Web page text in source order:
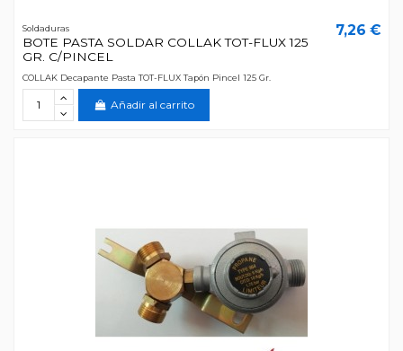
Soldaduras
BOTE PASTA SOLDAR COLLAK TOT-FLUX 125
GR. C/PINCEL
7,26 €
COLLAK Decapante Pasta TOT-FLUX Tapón Pincel 125 Gr.
Añadir al carrito